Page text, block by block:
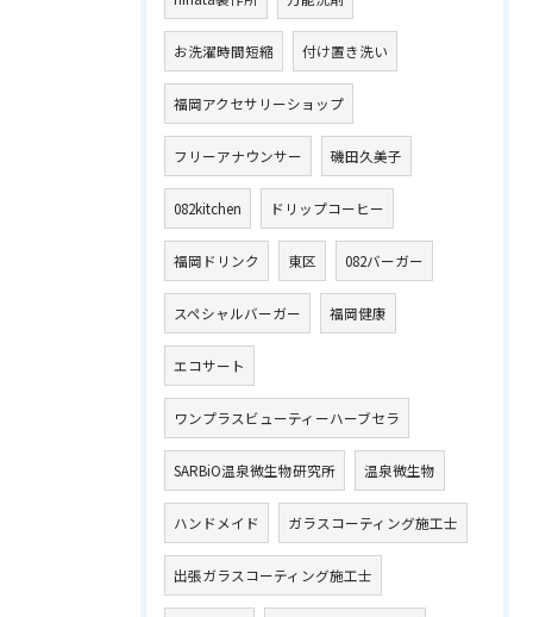
お洗濯時間短縮 付け置き洗い
福岡アクセサリーショップ
フリーアナウンサー 磯田久美子
082kitchen ドリップコーヒー
福岡ドリンク 東区 082バーガー
スペシャルバーガー 福岡健康
エコサート
ワンプラスビューティーハーブセラ
SARBiO温泉微生物研究所 温泉微生物
ハンドメイド ガラスコーティング施工士
出張ガラスコーティング施工士